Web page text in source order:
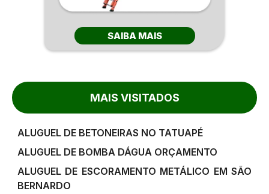
SAIBA MAIS
MAIS VISITADOS
ALUGUEL DE BETONEIRAS NO TATUAPÉ
ALUGUEL DE BOMBA DÁGUA ORÇAMENTO
ALUGUEL DE ESCORAMENTO METÁLICO EM SÃO
BERNARDO